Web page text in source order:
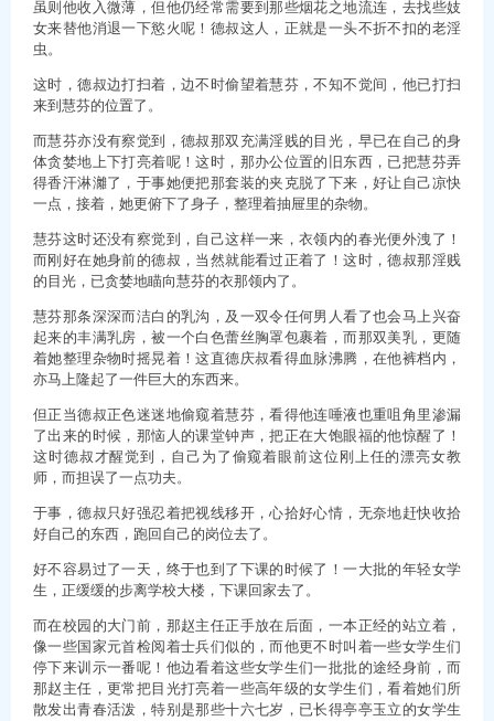
虽则他收入微薄，但他仍经常需要到那些烟花之地流连，去找些妓
女来替他消退一下慾火呢！德叔这人，正就是一头不折不扣的老淫
虫。
这时，德叔边打扫着，边不时偷望着慧芬，不知不觉间，他已打扫
来到慧芬的位置了。
而慧芬亦没有察觉到，德叔那双充满淫贱的目光，早已在自己的身
体贪婪地上下打亮着呢！这时，那办公位置的旧东西，已把慧芬弄
得香汗淋灕了，于事她便把那套装的夹克脱了下来，好让自己凉快
一点，接着，她更俯下了身子，整理着抽屉里的杂物。
慧芬这时还没有察觉到，自己这样一来，衣领内的春光便外洩了！
而刚好在她身前的德叔，当然就能看过正着了！这时，德叔那淫贱
的目光，已贪婪地瞄向慧芬的衣那领内了。
慧芬那条深深而洁白的乳沟，及一双令任何男人看了也会马上兴奋
起来的丰满乳房，被一个白色蕾丝胸罩包裹着，而那双美乳，更随
着她整理杂物时摇晃着！这直德庆叔看得血脉沸腾，在他裤档内，
亦马上隆起了一件巨大的东西来。
但正当德叔正色迷迷地偷窥着慧芬，看得他连唾液也重咀角里渗漏
了出来的时候，那恼人的课堂钟声，把正在大饱眼福的他惊醒了！
这时德叔才醒觉到，自己为了偷窥着眼前这位刚上任的漂亮女教
师，而担误了一点功夫。
于事，德叔只好强忍着把视线移开，心拾好心情，无奈地赶快收拾
好自己的东西，跑回自己的岗位去了。
好不容易过了一天，终于也到了下课的时候了！一大批的年轻女学
生，正缓缓的步离学校大楼，下课回家去了。
而在校园的大门前，那赵主任正手放在后面，一本正经的站立着，
像一些国家元首检阅着士兵们似的，而他更不时叫着一些女学生们
停下来训示一番呢！他边看着这些女学生们一批批的途经身前，而
那赵主任，更常把目光打亮着一些高年级的女学生们，看着她们所
散发出青春活泼，特别是那些十六七岁，已长得亭亭玉立的女学生